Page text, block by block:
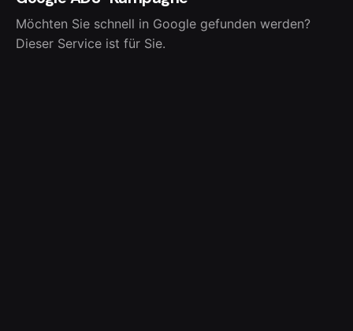
Möchten Sie schnell in Google gefunden werden?
Dieser Service ist für Sie.